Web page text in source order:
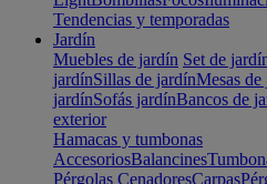
Tendencias y temporadas
Jardín
Muebles de jardín Set de
jardínSillas de jardínMesas de
jardínSofás jardínBancos de
exterior
Hamacas y tumbonas
AccesoriosBalancines
Pérgolas CenadoresCarpas